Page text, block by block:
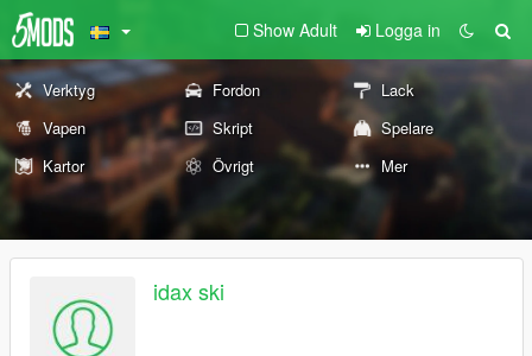
Show Adult Logga in
Verktyg Fordon
Lack
Vapen
Skript
Spelare
Kartor
Övrigt Mer
idax ski